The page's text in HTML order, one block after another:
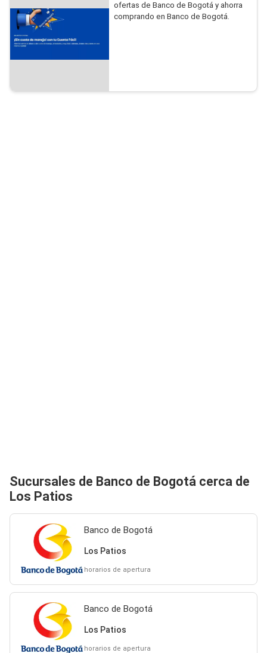
ofertas de Banco de Bogotá y ahorra
comprando en Banco de Bogotá.
Sucursales de Banco de Bogotá cerca de
Los Patios
Banco de Bogotá
Los Patios
horarios de apertura
Banco de Bogotá
Los Patios
horarios de apertura